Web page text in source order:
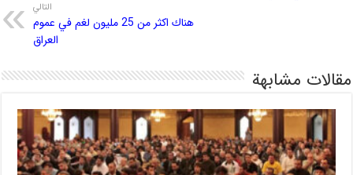
التالي
هناك اكثر من 25 مليون لغم في عموم
العراق
مقالات مشابهة